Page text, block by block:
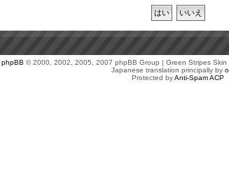
phpBB © 2000, 2002, 2005, 2007 phpBB Group | Green Stripes Skin
Japanese translation principally by
Protected byAnti-Spam ACP